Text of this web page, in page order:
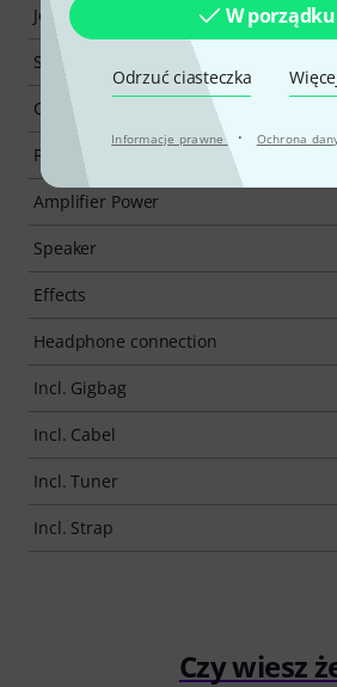
W
Odrzuć ciasteczka
Informacje prawne · Ochrona
Jednostka sprzedaży
Shape / Design
Colour
Pickup System
Amplifier Power
Speaker
Effects
Headphone connection
Incl. Gigbag
Incl. Cabel
Incl. Tuner
Incl. Strap
Czy wiesz